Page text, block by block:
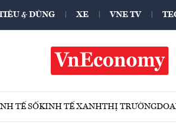
& DÙNG XE VNE TV
TẾ SỐKINH TẾ XANHTHỊ TRƯỜNG